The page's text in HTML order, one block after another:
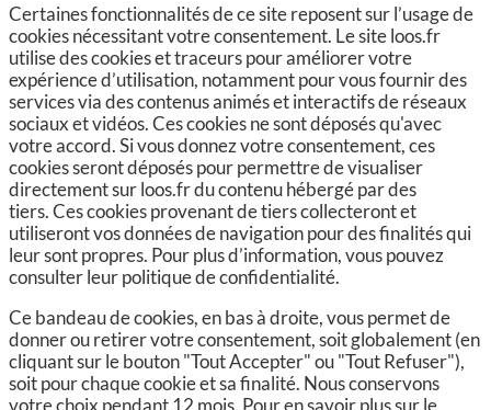
Certaines fonctionnalités de ce site reposent sur l’usage de
cookies nécessitant votre consentement. Le site loos.fr
utilise des cookies et traceurs pour améliorer votre
expérience d’utilisation, notamment pour vous fournir des
services via des contenus animés et interactifs de réseaux
sociaux et vidéos. Ces cookies ne sont déposés qu'avec
votre accord. Si vous donnez votre consentement, ces
cookies seront déposés pour permettre de visualiser
directement sur loos.fr du contenu hébergé par des
tiers. Ces cookies provenant de tiers collecteront et
utiliseront vos données de navigation pour des finalités qui
leur sont propres. Pour plus d’information, vous pouvez
consulter leur politique de confidentialité.
Ce bandeau de cookies, en bas à droite, vous permet de
donner ou retirer votre consentement, soit globalement (en
cliquant sur le bouton "Tout Accepter" ou "Tout Refuser"),
soit pour chaque cookie et sa finalité. Nous conservons
votre choix pendant 12 mois. Pour en savoir plus sur le